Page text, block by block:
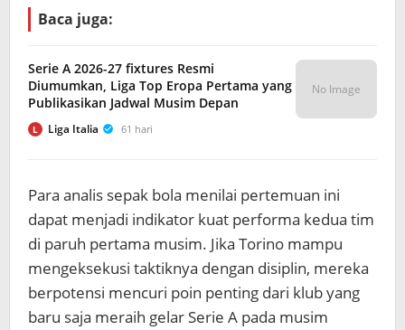
Baca juga:
Serie A 2026-27 fixtures Resmi
Diumumkan, Liga Top Eropa Pertama yang
Publikasikan Jadwal Musim Depan
L Liga Italia 61 hari
No Image
Para analis sepak bola menilai pertemuan ini
dapat menjadi indikator kuat performa kedua tim
di paruh pertama musim. Jika Torino mampu
mengeksekusi taktiknya dengan disiplin, mereka
berpotensi mencuri poin penting dari klub yang
baru saja meraih gelar Serie A pada musim